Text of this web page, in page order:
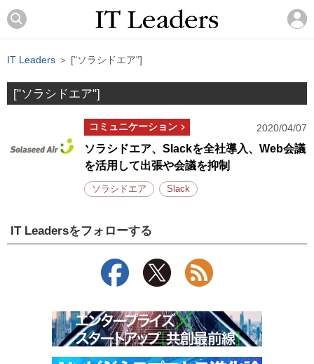
IT Leaders ＞ ["ソラシドエア"]
["ソラシドエア"]
コミュニケーション 2020/04/07
ソラシドエア、Slackを全社導入、Web会議
を活用して出張や会議を抑制
ソラシドエア Slack
IT Leadersをフォローする